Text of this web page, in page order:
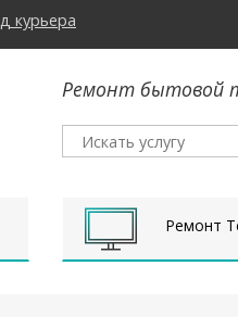
курьера
Ремонт бытовой
Ремонт